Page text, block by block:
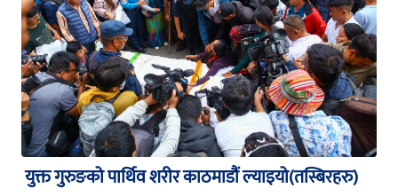
युक्त गुरुङको पार्थिव शरीर काठमाडौं ल्याइयो(तस्बिरहरु)